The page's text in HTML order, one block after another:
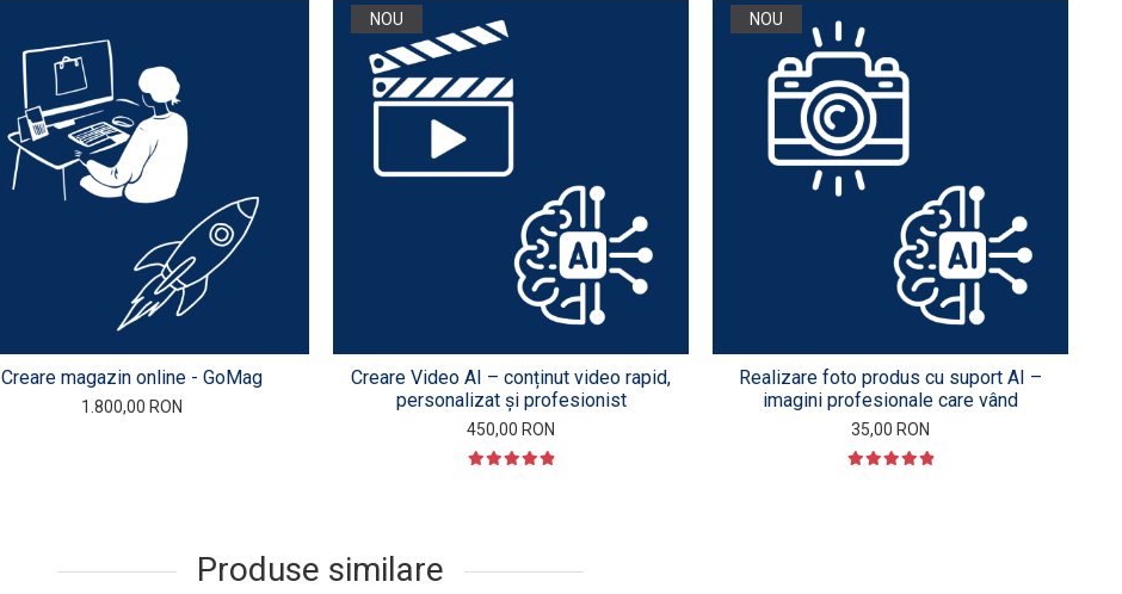
Creare magazin online - GoMag
1.800,00 RON
NOU
Creare Video AI – conținut video rapid,
personalizat și profesionist
450,00 RON
NOU
Realizare foto produs cu suport AI –
imagini profesionale care vând
35,00 RON
Produse similare